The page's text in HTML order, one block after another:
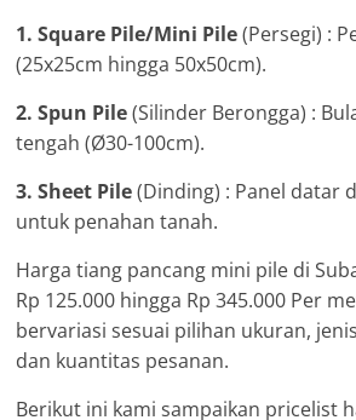
1. Square Pile/Mini Pile(Persegi) :
(25x25cm hingga 50x50cm).
2. Spun Pile(Silinder Berongga) :
tengah (Ø30-100cm).
3. Sheet Pile(Dinding) : Panel datar
untuk penahan tanah.
Harga tiang pancang mini pile di
Rp 125.000 hingga Rp 345.000 Per
bervariasi sesuai pilihan ukuran,
dan kuantitas pesanan.
Berikut ini kami sampaikan pricelist